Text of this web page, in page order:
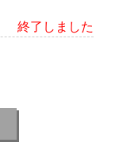
終了しました